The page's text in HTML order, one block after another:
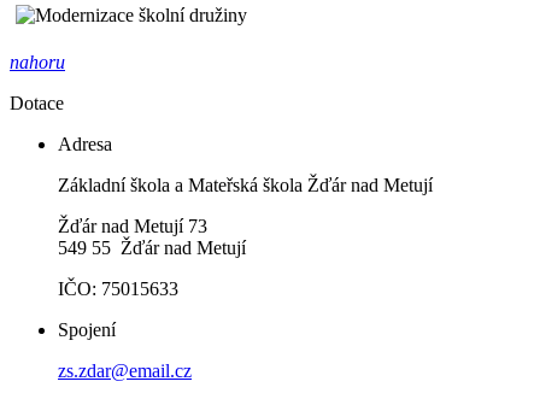
nahoru
Dotace
Adresa
Základní škola a Mateřská škola Žďár nad Metují
Žďár nad Metují 73
549 55 Žďár nad Metují
IČO: 75015633
Spojení
zs.zdar@email.cz